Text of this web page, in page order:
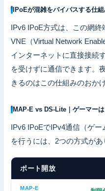
IPoEが混雑をバイパスする仕
IPv6 IPoE方式は、この網終
VNE（Virtual Network
インターネットに直接接続
を受けずに通信できます。
きるのはこの仕組みのおか
MAP-E vs DS-Lite｜ゲーマー
IPv6 IPoEでIPv4通信（ゲー
を行うには、2つの方式があ
ポート開放